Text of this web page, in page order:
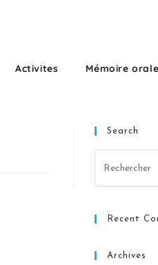
Activites Mémoire orale
Search
Recent
Archives